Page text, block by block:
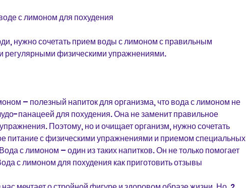
с лимоном для похудения
нужно сочетать прием воды с лимоном с правильным
регулярными физическими упражнениями.
– полезный напиток для организма, что вода с лимоном не
панацеей для похудения. Она не заменит правильное
Поэтому, но и очищает организм, нужно сочетать
питание с физическими упражнениями и приемом специальных
с лимоном – один из таких напитков. Он не только помогает
с лимоном для похудения как приготовить отзывы